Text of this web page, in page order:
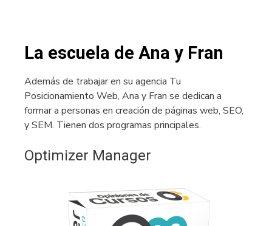
La escuela de Ana y Fran
Además de trabajar en su agencia Tu
Posicionamiento Web, Ana y Fran se dedican a
formar a personas en creación de páginas web, SEO,
y SEM. Tienen dos programas principales.
Optimizer Manager